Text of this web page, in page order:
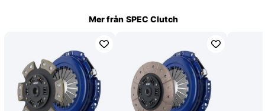
Mer från SPEC Clutch